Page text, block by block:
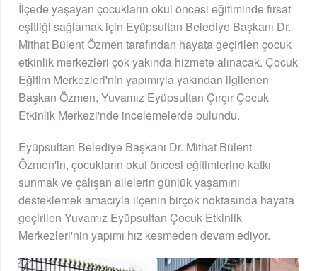
İlçede yaşayan çocukların okul öncesi eğitiminde fırsat
eşitliği sağlamak için Eyüpsultan Belediye Başkanı Dr.
Mithat Bülent Özmen tarafından hayata geçirilen çocuk
etkinlik merkezleri çok yakında hizmete alınacak. Çocuk
Eğitim Merkezleri'nin yapımıyla yakından ilgilenen
Başkan Özmen, Yuvamız Eyüpsultan Çırçır Çocuk
Etkinlik Merkezi'nde incelemelerde bulundu.
Eyüpsultan Belediye Başkanı Dr. Mithat Bülent
Özmen'in, çocukların okul öncesi eğitimlerine katkı
sunmak ve çalışan ailelerin günlük yaşamını
desteklemek amacıyla ilçenin birçok noktasında hayata
geçirilen Yuvamız Eyüpsultan Çocuk Etkinlik
Merkezleri'nin yapımı hız kesmeden devam ediyor.